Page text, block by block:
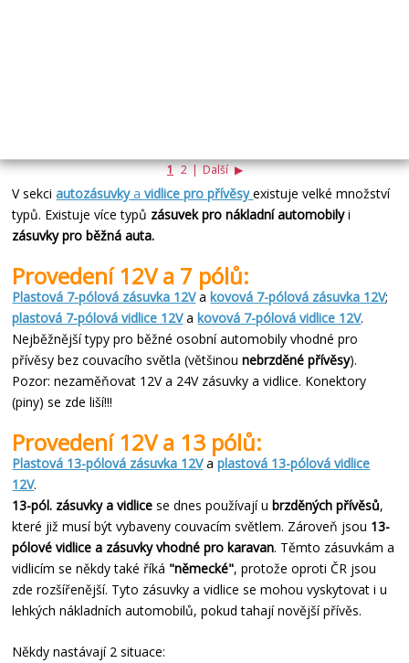
1 2 | Další ▶
V sekciautozásuvkyavidlice pro přívěsyexistuje velké množství
typů. Existuje více typů zásuvek pro nákladní automobilyi
zásuvky pro běžná auta.
Provedení 12V a 7 pólů:
Plastová 7-pólová zásuvka 12Vakovová 7-pólová zásuvka 12V;
plastová 7-pólová vidlice 12Vakovová 7-pólová vidlice 12V.
Nejběžnější typy pro běžné osobní automobily vhodné pro
přívěsy bez couvacího světla (většinounebrzděné přívěsy).
Pozor: nezaměňovat 12V a 24V zásuvky a vidlice. Konektory
(piny) se zde liší!!!
Provedení 12V a 13 pólů:
Plastová 13-pólová zásuvka 12Vaplastová 13-pólová vidlice
12V.
13-pól. zásuvky a vidlicese dnes používají u brzděných přívěsů,
které již musí být vybaveny couvacím světlem. Zároveň jsou 13-
pólové vidlice a zásuvky vhodné pro karavan. Těmto zásuvkám a
vidlicím se někdy také říká "německé", protože oproti ČR jsou
zde rozšířenější. Tyto zásuvky a vidlice se mohou vyskytovat i u
lehkých nákladních automobilů, pokud tahají novější přívěs.
Někdy nastávají 2 situace: